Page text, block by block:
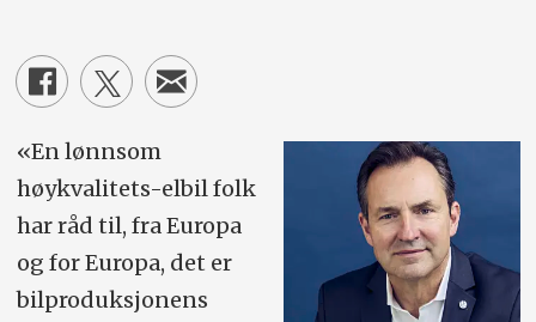
«En lønnsom
høykvalitets-elbil folk
har råd til, fra Europa
og for Europa, det er
bilproduksjonens